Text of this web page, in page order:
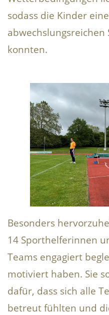
sodass die Kinder
abwechslungsreichen
konnten.
Besonders
14 Sporthelferinnen
Teams engagiert
motiviert haben. Sie
dafür, dass sich alle
betreut fühlten und